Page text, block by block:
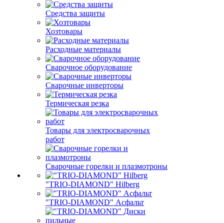
Средства защиты
Хозтовары
Расходные материалы
Сварочное оборудование
Сварочные инверторы
Термическая резка
Товары для электросварочных
работ
Сварочные горелки и плазмотроны
"TRIO-DIAMOND" Hilberg
"TRIO-DIAMOND" Асфальт